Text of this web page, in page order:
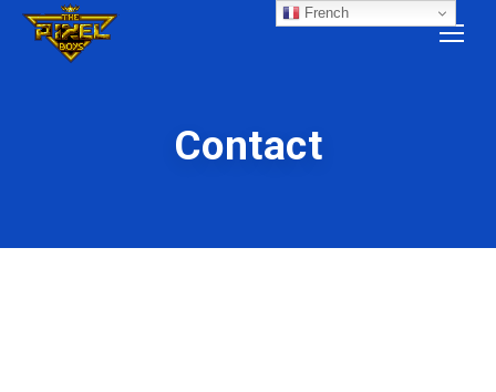
Contact
French